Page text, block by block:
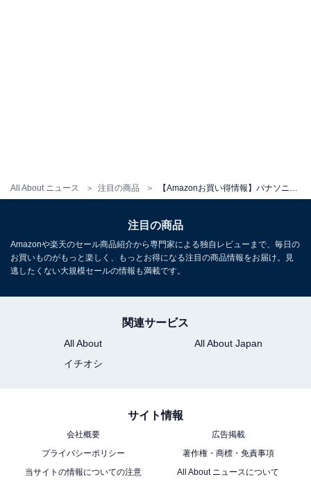
All About ニュース 注目の商品
パナソニック ボディトリマー® ボディシェーバー
剃り可 メンズ ダークシルバー ER-NGKJ3-S
Amazonで見る
注目の商品
Amazonや楽天のセール商品紹介から専門家による独自レビューまで、毎日の
お買いものがもっと楽しく、もっとお得になる注目の商品情報をお届け。見
逃したくない大規模セールの情報も満載です。
関連サービス
All About
All About Japan
イチオシ
サイト情報
会社概要
広告掲載
プライバシーポリシー
著作権・商標・免責事項
当サイトの情報についての注意
All About ニュースについて